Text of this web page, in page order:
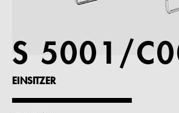
Referenzen
S 5001/
EINSITZER